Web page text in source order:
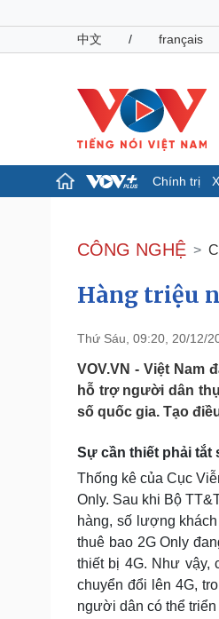
中文
/ français
Chính trị
Đảng
Tổ chức nhân sự
Nhận diện sự thật
Pháp luật
Vụ án
Tin nóng
Sức khỏe
Dinh dưỡng - món ngon
Cây thuốc
Sản phụ khoa
Nhi khoa
Nam khoa
Làm đẹp - giảm cân
CÔNG NGHỆ
Hàng triệu
Thứ Sáu, 09:20, 20/12/
VOV.VN - Việt Nam
hỗ trợ người dân
số quốc gia. Tạo
Sự cần thiết phải tắt
Thống kê của Cục
Only. Sau khi Bộ
hàng, số lượng
thuê bao 2G Only
thiết bị 4G. Như vậy,
chuyển đổi lên 4G,
người dân có thể